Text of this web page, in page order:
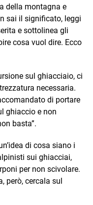
della montagna e
sai il significato, leggi
e sottolinea gli
cosa vuol dire. Ecco
sul ghiacciaio, ci
necessaria.
di portare
ghiaccio e non
basta”.
di cosa siano i
sui ghiacciai,
per non scivolare.
però, cercala sul